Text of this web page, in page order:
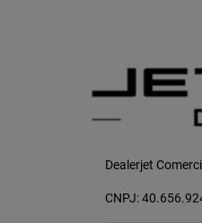
Dealerjet